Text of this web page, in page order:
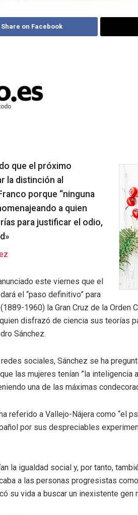
Share on Facebook
que el próximo
la distinción al
porque “ninguna
a quien
para justificar el odio,
este viernes que el
el “paso definitivo” para
(1889-1960) la Gran Cruz de la Orden
disfrazó de ciencia sus teorías
Sánchez.
sociales, Sánchez se ha
las mujeres tenían ”la inteligencia
una de las máximas
referido a Vallejo-Nájera como “el
por sus despreciables
la igualdad social y, por tanto,
a las personas progresistas
su vida a buscar un inexistente gen